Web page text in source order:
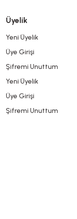
Üyelik
Yeni Üyelik
Üye Girişi
Şifremi Unuttum
Yeni Üyelik
Üye Girişi
Şifremi Unuttum